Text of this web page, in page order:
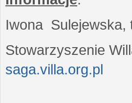
Iwona Sulejewska,
Stowarzyszenie
saga.villa.org.pl